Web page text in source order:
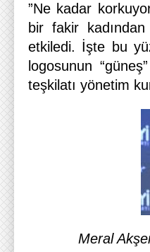
”Ne kadar
bir fakir
etkiledi. İşte bu
logosunun
teşkilatı yönetim
Meral